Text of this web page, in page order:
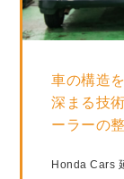
車の構造
深まる技
ーラーの
Honda Cars